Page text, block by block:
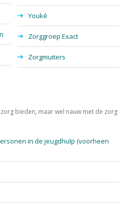
Youké
Zorggroep Exact
Zorgmuiters
bieden, maar wel nauw met de zorg
in de jeugdhulp (voorheen